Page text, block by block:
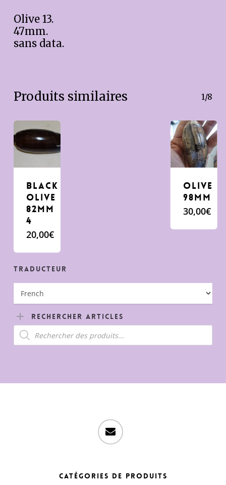
Olive 13.
47mm.
sans data.
Produits similaires 1/8
Black
Olive
82mm
4
20,00€
Olive
98mm
30,00€
Traducteur
Rechercher Articles
Recherche
de
produits
email
Catégories de produits